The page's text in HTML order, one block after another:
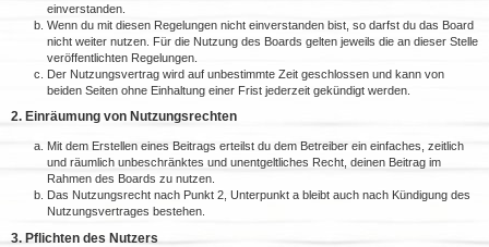
einverstanden.
Wenn du mit diesen Regelungen nicht einverstanden bist, so darfst du das Board
nicht weiter nutzen. Für die Nutzung des Boards gelten jeweils die an dieser Stelle
veröffentlichten Regelungen.
Der Nutzungsvertrag wird auf unbestimmte Zeit geschlossen und kann von
beiden Seiten ohne Einhaltung einer Frist jederzeit gekündigt werden.
2. Einräumung von Nutzungsrechten
Mit dem Erstellen eines Beitrags erteilst du dem Betreiber ein einfaches, zeitlich
und räumlich unbeschränktes und unentgeltliches Recht, deinen Beitrag im
Rahmen des Boards zu nutzen.
Das Nutzungsrecht nach Punkt 2, Unterpunkt a bleibt auch nach Kündigung des
Nutzungsvertrages bestehen.
3. Pflichten des Nutzers